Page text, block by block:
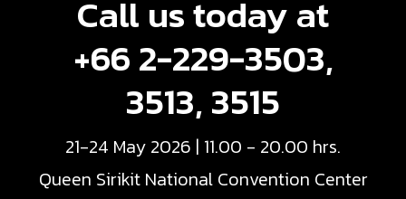
Call us today at
+66 2-229-3503,
3513, 3515
21-24 May 2026 | 11.00 - 20.00 hrs.
Queen Sirikit National Convention Center